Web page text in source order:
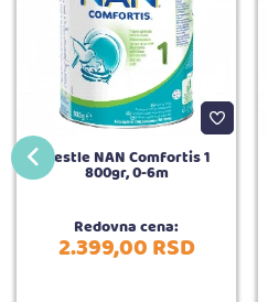
Nestle NAN Comfortis 1
800gr, 0-6m
Redovna cena:
2.399,00RSD